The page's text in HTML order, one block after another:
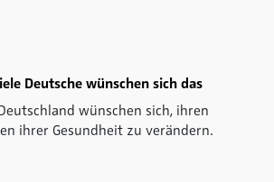
Deutsche wünschen sich das
wünschen sich, ihren
ihrer Gesundheit zu verändern.